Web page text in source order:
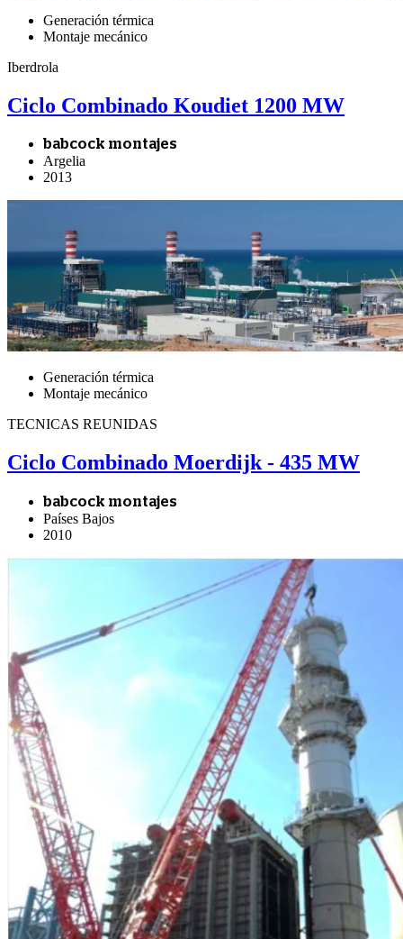
Generación térmica
Montaje mecánico
Iberdrola
Ciclo Combinado Koudiet 1200 MW
babcock montajes
Argelia
2013
Generación térmica
Montaje mecánico
TECNICAS REUNIDAS
Ciclo Combinado Moerdijk - 435 MW
babcock montajes
Países Bajos
2010